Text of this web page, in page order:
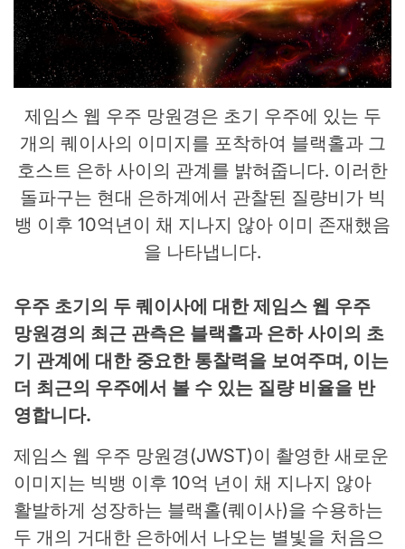
제임스 웹 우주 망원경은 초기 우주에 있는 두
개의 퀘이사의 이미지를 포착하여 블랙홀과 그
호스트 은하 사이의 관계를 밝혀줍니다. 이러한
돌파구는 현대 은하계에서 관찰된 질량비가 빅
뱅 이후 10억년이 채 지나지 않아 이미 존재했음
을 나타냅니다.
우주 초기의 두 퀘이사에 대한 제임스 웹 우주
망원경의 최근 관측은 블랙홀과 은하 사이의 초
기 관계에 대한 중요한 통찰력을 보여주며, 이는
더 최근의 우주에서 볼 수 있는 질량 비율을 반
영합니다.
제임스 웹 우주 망원경(JWST)이 촬영한 새로운
이미지는 빅뱅 이후 10억 년이 채 지나지 않아
활발하게 성장하는 블랙홀(퀘이사)을 수용하는
두 개의 거대한 은하에서 나오는 별빛을 처음으